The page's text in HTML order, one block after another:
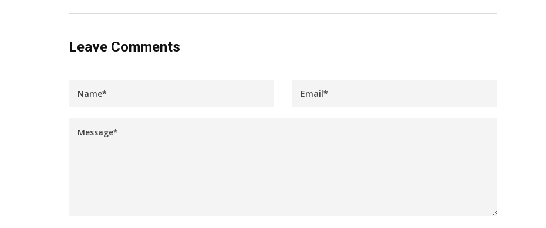
Leave Comments